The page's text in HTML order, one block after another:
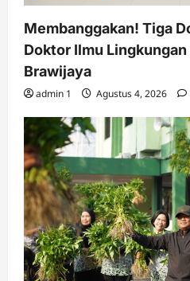
Membanggakan! Tiga
Doktor Ilmu
Brawijaya
admin 1 Agustus 4, 2026